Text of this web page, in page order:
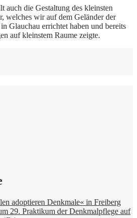
auch die Gestaltung des kleinsten
welches wir auf dem Geländer der
Glauchau errichtet haben und bereits
auf kleinstem Raume zeigte.
adoptieren Denkmale« in Freiberg
29. Praktikum der Denkmalpflege auf